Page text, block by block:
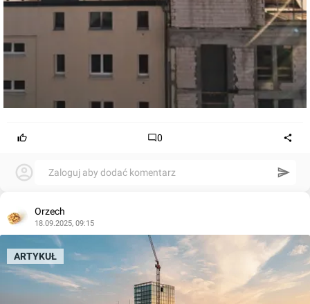
0
Zaloguj aby dodać komentarz
Orzech
18.09.2025, 09:15
ARTYKUŁ